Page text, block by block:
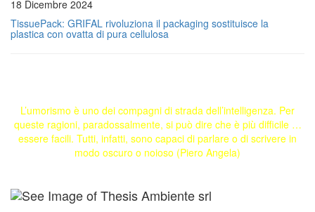
18 Dicembre 2024
TissuePack: GRIFAL rivoluziona il packaging sostituisce la
plastica con ovatta di pura cellulosa
L’umorismo è uno dei compagni di strada dell’intelligenza. Per
queste ragioni, paradossalmente, si può dire che è più difficile …
essere facili. Tutti, infatti, sono capaci di parlare o di scrivere in
modo oscuro o noioso (Piero Angela)